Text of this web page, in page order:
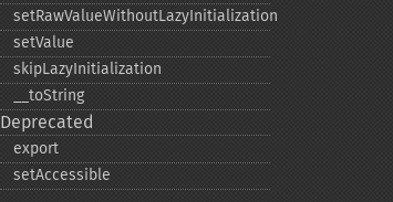
setRawValueWithoutLazyInitialization
setValue
skipLazyInitialization
_​_​toString
Deprecated
export
setAccessible